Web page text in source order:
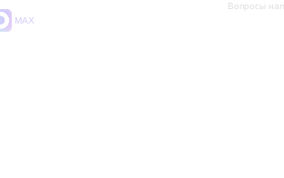
MAX
Вопросы